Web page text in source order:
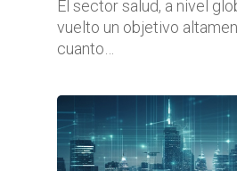
El sector salud, a nivel
vuelto un objetivo
cuanto…